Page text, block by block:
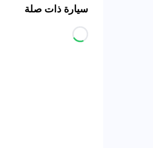
سيارة ذات صلة